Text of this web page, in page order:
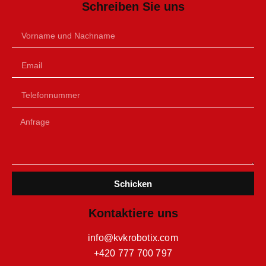
Schreiben Sie uns
Schicken
Kontaktiere uns
info@kvkrobotix.com
+420 777 700 797